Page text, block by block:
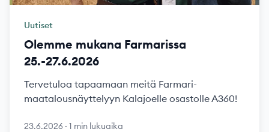
Uutiset
Olemme mukana Farmarissa
25.-27.6.2026
Tervetuloa tapaamaan meitä Farmari-
maatalousnäyttelyyn Kalajoelle osastolle A360!
23.6.2026 · 1 min lukuaika